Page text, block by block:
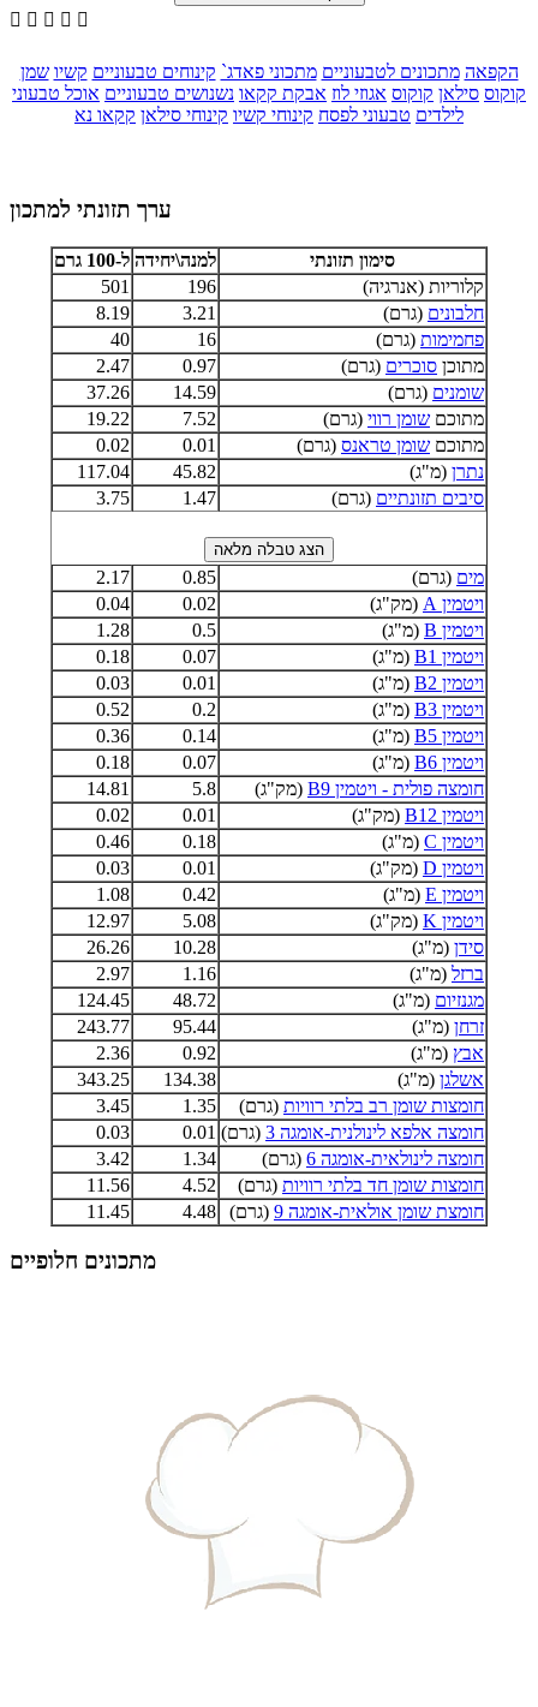
    
הקפאה מתכונים לטבעוניים מתכוני פאדג` קינוחים טבעוניים קשיו שמן
קוקוס סילאן קוקוס אגוזי לוז אבקת קקאו נשנושים טבעוניים אוכל טבעוני
לילדים טבעוני לפסח קינוחי קשיו קינוחי סילאן קקאו נא
ערך תזונתי למתכון
סימון תזונתי למנה\יחידה ל-100 גרם
קלוריות (אנרגיה)
196
501
חלבונים (גרם) 3.21
8.19
פחמימות (גרם) 16
40
מתוכן סוכרים (גרם) 0.97
2.47
שומנים (גרם) 14.59
37.26
מתוכם שומן רווי (גרם) 7.52
19.22
מתוכם שומן טראנס (גרם) 0.01
0.02
נתרן (מ"ג) 45.82
117.04
סיבים תזונתיים (גרם) 1.47
3.75
מים (גרם) 0.85
2.17
ויטמין A
(מק"ג) 0.02
0.04
ויטמין B
(מ"ג) 0.5
1.28
ויטמין B1
(מ"ג) 0.07
0.18
ויטמין B2
(מ"ג) 0.01
0.03
ויטמין B3
(מ"ג) 0.2
0.52
ויטמין B5
(מ"ג) 0.14
0.36
ויטמין B6
(מ"ג) 0.07
0.18
חומצה פולית - ויטמין B9
(מק"ג) 5.8
14.81
ויטמין B12
(מק"ג) 0.01
0.02
ויטמין C
(מ"ג) 0.18
0.46
ויטמין D
(מק"ג) 0.01
0.03
ויטמין E
(מ"ג) 0.42
1.08
ויטמין K
(מק"ג) 5.08
12.97
סידן (מ"ג) 10.28
26.26
ברזל (מ"ג) 1.16
2.97
מגנזיום (מ"ג) 48.72
124.45
זרחן (מ"ג) 95.44
243.77
אבץ (מ"ג) 0.92
2.36
אשלגן (מ"ג) 134.38
343.25
חומצות שומן רב בלתי רוויות (גרם) 1.35
3.45
חומצה אלפא לינולנית-אומגה 3
(גרם) 0.01
0.03
חומצה לינולאית-אומגה 6
(גרם) 1.34
3.42
חומצות שומן חד בלתי רוויות (גרם) 4.52
11.56
חומצת שומן אולאית-אומגה 9
(גרם) 4.48
11.45
מתכונים חלופיים